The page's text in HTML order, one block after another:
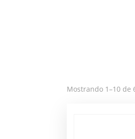
Mostrando 1–10 de